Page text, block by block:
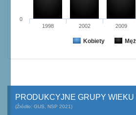
Kobiety
1998 2002 2009
0
PRODUKCYJNE GRUPY WIEKU
(Źródło: GUS, NSP 2021)